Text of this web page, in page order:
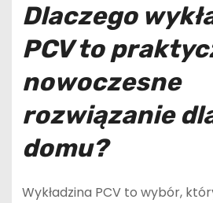
Dlaczego
PCV to
nowoczesne
rozwiązanie
domu?
Wykładzina PCV to wybór,